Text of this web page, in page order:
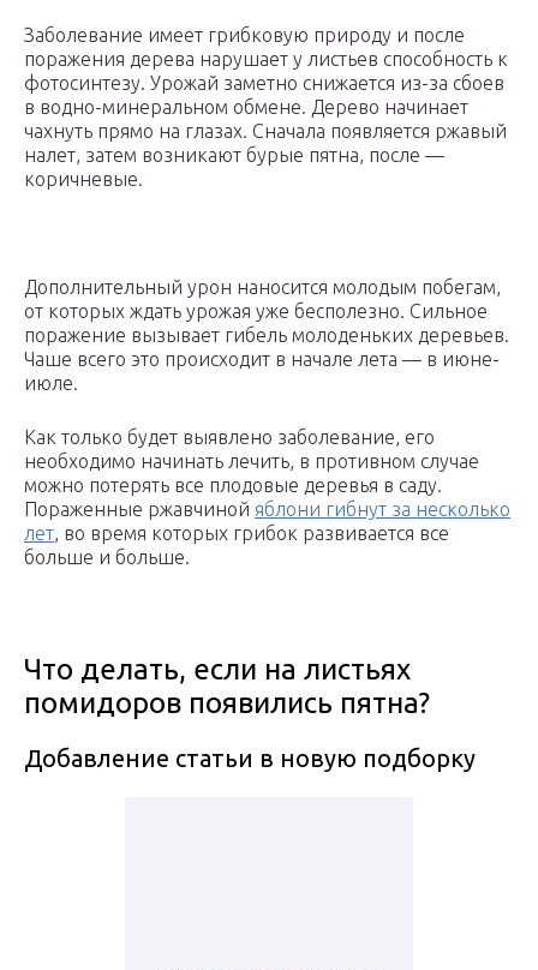
Заболевание имеет грибковую природу и после
поражения дерева нарушает у листьев способность к
фотосинтезу. Урожай заметно снижается из-за сбоев
в водно-минеральном обмене. Дерево начинает
чахнуть прямо на глазах. Сначала появляется ржавый
налет, затем возникают бурые пятна, после —
коричневые.
Дополнительный урон наносится молодым побегам,
от которых ждать урожая уже бесполезно. Сильное
поражение вызывает гибель молоденьких деревьев.
Чаше всего это происходит в начале лета — в июне-
июле.
Как только будет выявлено заболевание, его
необходимо начинать лечить, в противном случае
можно потерять все плодовые деревья в саду.
Пораженные ржавчиной яблони гибнут за несколько
лет, во время которых грибок развивается все
больше и больше.
Что делать, если на листьях
помидоров появились пятна?
Добавление статьи в новую подборку